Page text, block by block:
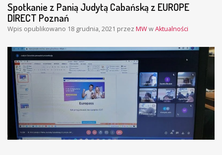
Spotkanie z Panią Judytą Cabańską z EUROPE
DIRECT Poznań
Wpis opublikowano 18 grudnia, 2021 przez MWwAktualności